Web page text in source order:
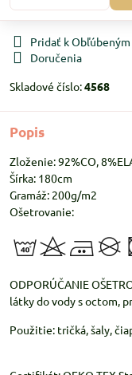
Pridať k Obľúbeným
Doručenia
Skladové číslo:4568
Popis
Zloženie: 92%CO,
Šírka: 180cm
Gramáž: 200g/m2
Ošetrovanie:
ODPORÚČANIE
látky do vody s octom,
Použitie: